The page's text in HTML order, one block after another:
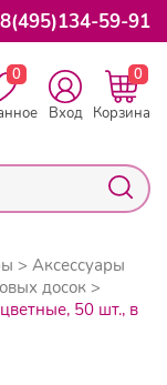
8(495)134-59-91
0
Вход
0
Корзина
Аксессуары
досок
50 шт., в